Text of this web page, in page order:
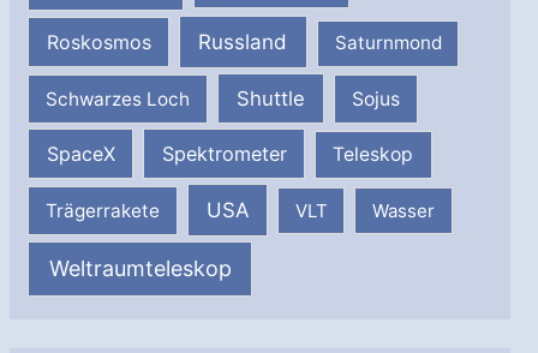
Roskosmos Russland Saturnmond
Schwarzes Loch Shuttle Sojus
SpaceX Spektrometer Teleskop
Trägerrakete USA VLT Wasser
Weltraumteleskop